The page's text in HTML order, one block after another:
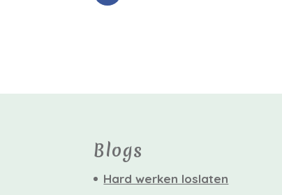
Blogs
Hard werken loslaten